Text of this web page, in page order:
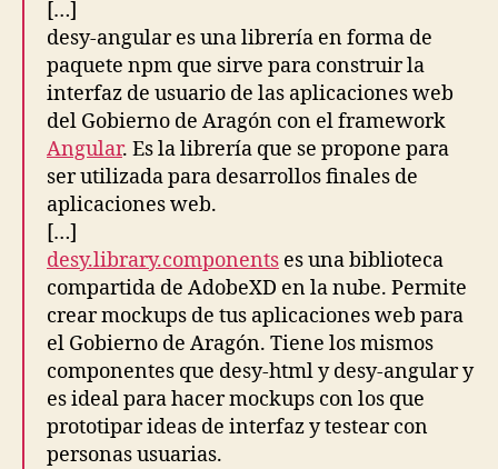
[…]
desy-angular es una librería en forma de
paquete npm que sirve para construir la
interfaz de usuario de las aplicaciones web
del Gobierno de Aragón con el framework
Angular. Es la librería que se propone para
ser utilizada para desarrollos finales de
aplicaciones web.
[…]
desy.library.components es una biblioteca
compartida de AdobeXD en la nube. Permite
crear mockups de tus aplicaciones web para
el Gobierno de Aragón. Tiene los mismos
componentes que desy-html y desy-angular y
es ideal para hacer mockups con los que
prototipar ideas de interfaz y testear con
personas usuarias.